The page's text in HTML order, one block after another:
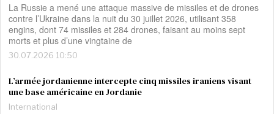
La Russie a mené une attaque massive de missiles et de drones
contre l’Ukraine dans la nuit du 30 juillet 2026, utilisant 358
engins, dont 74 missiles et 284 drones, faisant au moins sept
morts et plus d’une vingtaine de
30.07.2026 10:50
L’armée jordanienne intercepte cinq missiles iraniens visant
une base américaine en Jordanie
International